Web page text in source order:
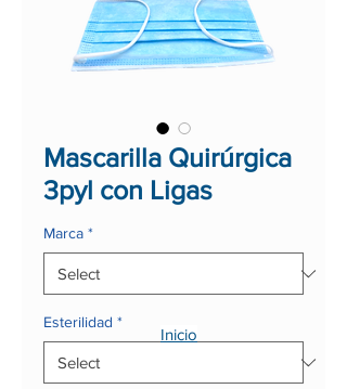
Mascarilla Quirúrgica
3pyl con Ligas
Marca *
Esterilidad *
Inicio